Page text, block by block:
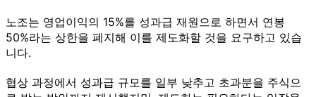
노조는 영업이익의 15%를 성과급 재원으로 하면서 연봉
50%라는 상한을 폐지해 이를 제도화할 것을 요구하고 있습
니다.
협상 과정에서 성과급 규모를 일부 낮추고 초과분을 주식으